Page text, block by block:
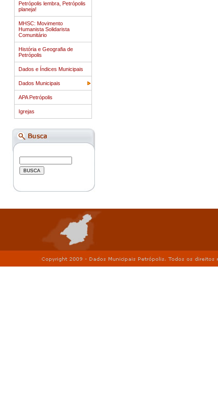
Petrópolis lembra, Petrópolis
planeja!
MHSC: Movimento
Humanista Solidarista
Comunitário
História e Geografia de
Petrópolis
Dados e Índices Municipais
Dados Municipais
APA Petrópolis
Igrejas